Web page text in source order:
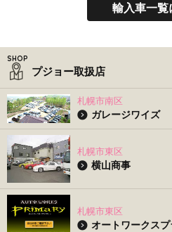
輸入車一覧
プジョー取扱店
札幌市南区
ガレージワイズ
札幌市東区
横山商事
札幌市東区
オートワークス